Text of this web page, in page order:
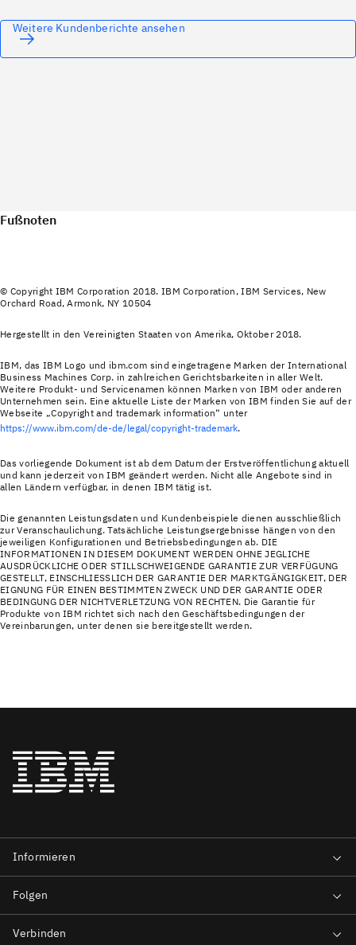
Weitere Kundenberichte ansehen
Fußnoten
© Copyright IBM Corporation 2018. IBM Corporation, IBM Services, New
Orchard Road, Armonk, NY 10504
Hergestellt in den Vereinigten Staaten von Amerika, Oktober 2018.
IBM, das IBM Logo und ibm.com sind eingetragene Marken der International
Business Machines Corp. in zahlreichen Gerichtsbarkeiten in aller Welt.
Weitere Produkt‐ und Servicenamen können Marken von IBM oder anderen
Unternehmen sein. Eine aktuelle Liste der Marken von IBM finden Sie auf der
Webseite „Copyright and trademark information“ unter
https://www.ibm.com/de-de/legal/copyright-trademark.
Das vorliegende Dokument ist ab dem Datum der Erstveröffentlichung aktuell
und kann jederzeit von IBM geändert werden. Nicht alle Angebote sind in
allen Ländern verfügbar, in denen IBM tätig ist.
Die genannten Leistungsdaten und Kundenbeispiele dienen ausschließlich
zur Veranschaulichung. Tatsächliche Leistungsergebnisse hängen von den
jeweiligen Konfigurationen und Betriebsbedingungen ab. DIE
INFORMATIONEN IN DIESEM DOKUMENT WERDEN OHNE JEGLICHE
AUSDRÜCKLICHE ODER STILLSCHWEIGENDE GARANTIE ZUR VERFÜGUNG
GESTELLT, EINSCHLIESSLICH DER GARANTIE DER MARKTGÄNGIGKEIT, DER
EIGNUNG FÜR EINEN BESTIMMTEN ZWECK UND DER GARANTIE ODER
BEDINGUNG DER NICHTVERLETZUNG VON RECHTEN. Die Garantie für
Produkte von IBM richtet sich nach den Geschäftsbedingungen der
Vereinbarungen, unter denen sie bereitgestellt werden.